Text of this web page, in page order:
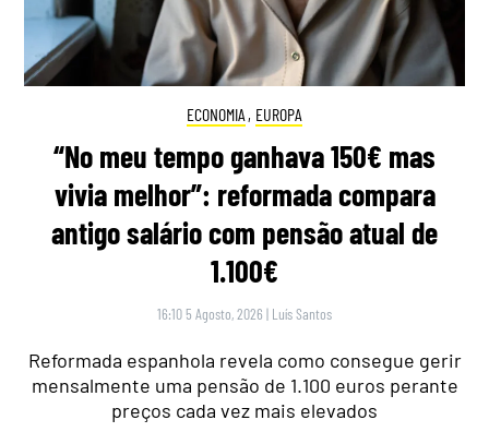
ECONOMIA , EUROPA
“No meu tempo ganhava 150€ mas
vivia melhor”: reformada compara
antigo salário com pensão atual de
1.100€
16:10 5 Agosto, 2026 | Luís Santos
Reformada espanhola revela como consegue gerir
mensalmente uma pensão de 1.100 euros perante
preços cada vez mais elevados